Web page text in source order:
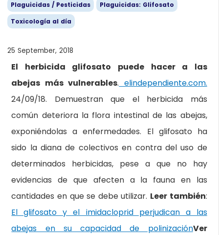
Plaguicidas / Pesticidas
Plaguicidas: Glifosato
Toxicología al día
25 September, 2018
El herbicida glifosato puede hacer a las
abejas más vulnerables. elindependiente.com.
24/09/18. Demuestran que el herbicida más
común deteriora la flora intestinal de las abejas,
exponiéndolas a enfermedades. El glifosato ha
sido la diana de colectivos en contra del uso de
determinados herbicidas, pese a que no hay
evidencias de que afecten a la fauna en las
cantidades en que se debe utilizar. Leer también:
El glifosato y el imidacloprid perjudican a las
abejas en su capacidad de polinizaciónVer